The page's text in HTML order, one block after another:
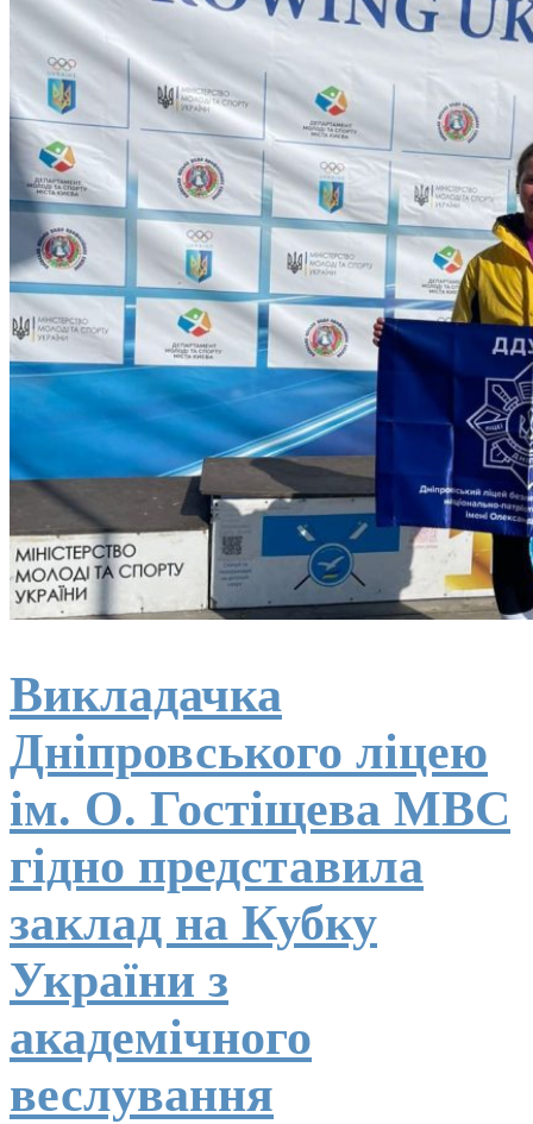
Викладачка
Дніпровського ліцею
ім. О. Гостіщева МВС
гідно представила
заклад на Кубку
України з
академічного
веслування